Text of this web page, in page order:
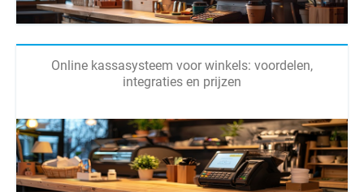
Online kassasysteem voor winkels: voordelen,
integraties en prijzen